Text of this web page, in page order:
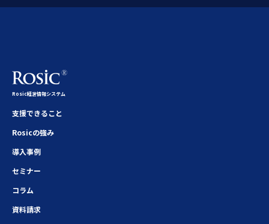
Rosic経営情報システム
支援できること
Rosicの強み
導入事例
セミナー
コラム
資料請求